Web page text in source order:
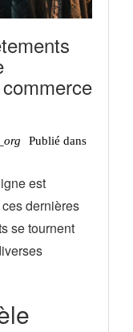
Publié dans
est
dernières
se tournent